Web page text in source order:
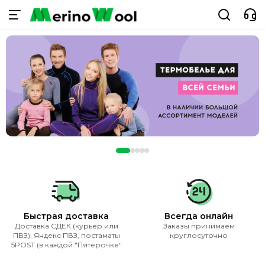
Быстрая доставка
Доставка СДЕК (курьер или
ПВЗ), Яндекс ПВЗ, постаматы
5POST (в каждой "Пятёрочке"
Всегда онлайн
Заказы принимаем
круглосуточно